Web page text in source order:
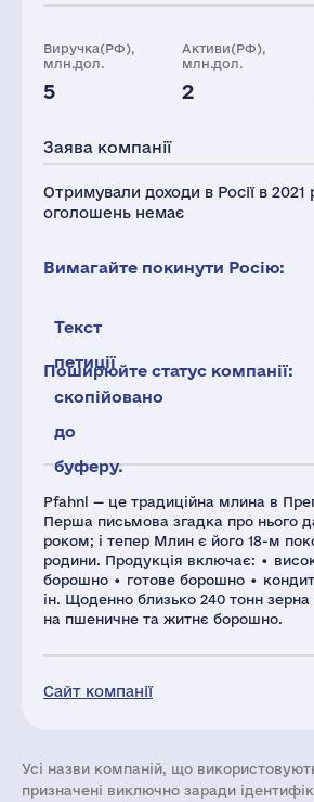
Pfahnl — це традиційна млина в
Перша письмова згадка про нього
роком; і тепер Млин є його 18-м
родини. Продукція включає: •
борошно • готове борошно •
ін. Щоденно близько 240 тонн
на пшеничне та житнє борошно.
Сайт компанії
Виручка(РФ),
млн.дол.
5
Активи(РФ),
млн.дол.
2
8
Заява компанії
Отримували доходи в Росії в 2021
оголошень немає
Вимагайте покинути Росію:
Текст
петиції
скопійовано
до
буферу.
Поширюйте статус компанії:
Усі назви компаній, що
призначені виключно заради